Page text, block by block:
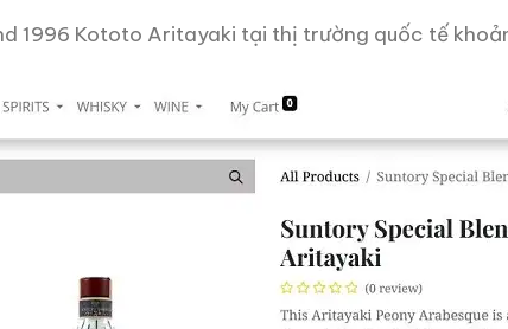
1996 Kototo Aritayaki tại thị trường quốc tế